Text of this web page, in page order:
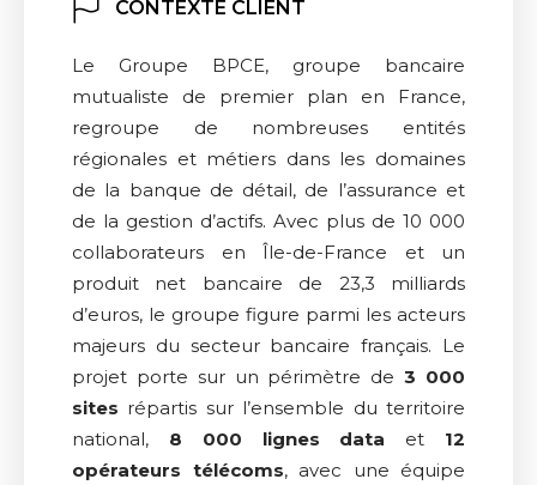
CONTEXTE CLIENT
Le Groupe BPCE, groupe bancaire
mutualiste de premier plan en France,
regroupe de nombreuses entités
régionales et métiers dans les domaines
de la banque de détail, de l’assurance et
de la gestion d’actifs. Avec plus de 10 000
collaborateurs en Île-de-France et un
produit net bancaire de 23,3 milliards
d’euros, le groupe figure parmi les acteurs
majeurs du secteur bancaire français. Le
projet porte sur un périmètre de3 000
sites répartis sur l’ensemble du territoire
national, 8 000 lignes data et 12
opérateurs télécoms, avec une équipe